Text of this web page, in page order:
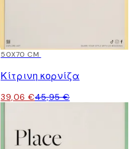
15%*
50X70 CM
Κίτρινη κορνίζα
39,06 €45,95 €